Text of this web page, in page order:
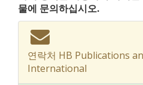
물에 문의하십시오.
연락처 HB Publications
International